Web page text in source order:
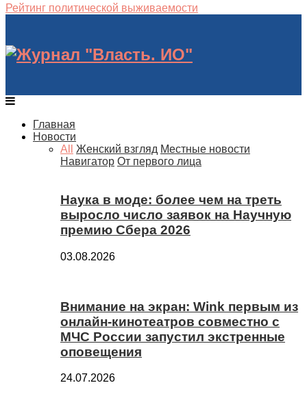
Рейтинг политической выживаемости
Главная
Новости
All
Женский взгляд Местные новости
Навигатор От первого лица
Наука в моде: более чем на треть
выросло число заявок на Научную
премию Сбера 2026
03.08.2026
Внимание на экран: Wink первым из
онлайн-кинотеатров совместно с
МЧС России запустил экстренные
оповещения
24.07.2026